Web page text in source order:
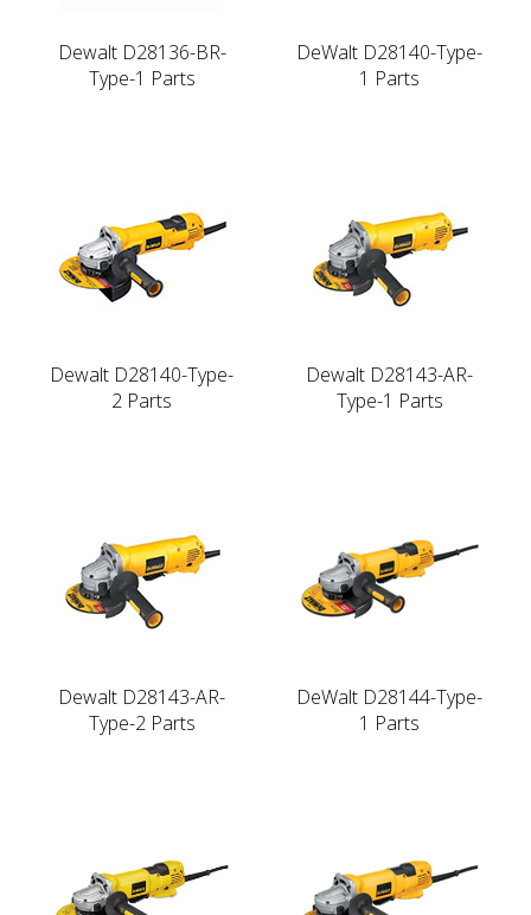
Dewalt D28136-BR-
Type-1 Parts
DeWalt D28140-Type-
1 Parts
Dewalt D28140-Type-
2 Parts
Dewalt D28143-AR-
Type-1 Parts
Dewalt D28143-AR-
Type-2 Parts
DeWalt D28144-Type-
1 Parts